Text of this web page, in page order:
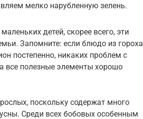
мелко нарубленную зелень.
детей, скорее всего, эти
Запомните: если блюдо из гороха
постепенно, никаких проблем с
все полезные элементы хорошо
поскольку содержат много
Среди всех бобовых особенным